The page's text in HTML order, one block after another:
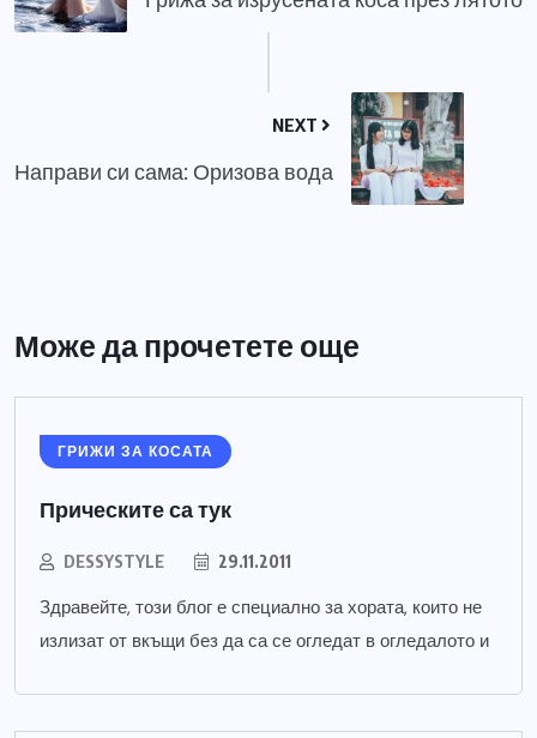
NEXT
Направи си сама: Оризова вода
Може да прочетете още
ГРИЖИ ЗА КОСАТА
Прическите са тук
DESSYSTYLE 29.11.2011
Здравейте, този блог е специално за хората, които не
излизат от вкъщи без да са се огледат в огледалото и